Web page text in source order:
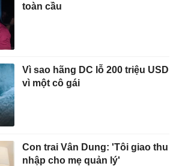
toàn cầu
Vì sao hãng DC lỗ 200 triệu USD
vì một cô gái
Con trai Vân Dung: 'Tôi giao thu
nhập cho mẹ quản lý'